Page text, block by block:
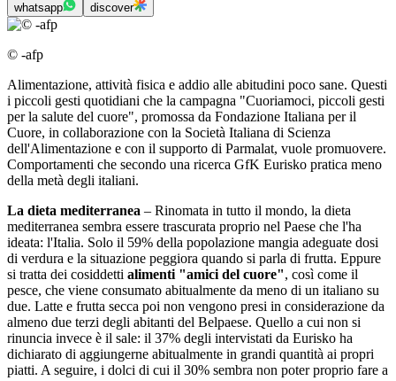
whatsapp discover
© -afp
Alimentazione, attività fisica e addio alle abitudini poco sane. Questi
i piccoli gesti quotidiani che la campagna "Cuoriamoci, piccoli gesti
per la salute del cuore", promossa da Fondazione Italiana per il
Cuore, in collaborazione con la Società Italiana di Scienza
dell'Alimentazione e con il supporto di Parmalat, vuole promuovere.
Comportamenti che secondo una ricerca GfK Eurisko pratica meno
della metà degli italiani.
La dieta mediterranea – Rinomata in tutto il mondo, la dieta
mediterranea sembra essere trascurata proprio nel Paese che l'ha
ideata: l'Italia. Solo il 59% della popolazione mangia adeguate dosi
di verdura e la situazione peggiora quando si parla di frutta. Eppure
si tratta dei cosiddetti alimenti "amici del cuore", così come il
pesce, che viene consumato abitualmente da meno di un italiano su
due. Latte e frutta secca poi non vengono presi in considerazione da
almeno due terzi degli abitanti del Belpaese. Quello a cui non si
rinuncia invece è il sale: il 37% degli intervistati da Eurisko ha
dichiarato di aggiungerne abitualmente in grandi quantità ai propri
piatti. A seguire, i dolci di cui il 30% sembra non poter proprio fare a